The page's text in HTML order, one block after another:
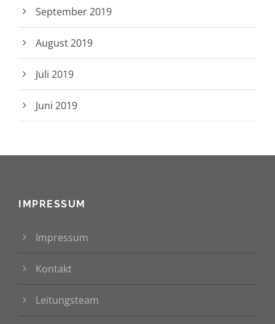
September 2019
August 2019
Juli 2019
Juni 2019
IMPRESSUM
Impressum
Kontakt
Leitungsteam